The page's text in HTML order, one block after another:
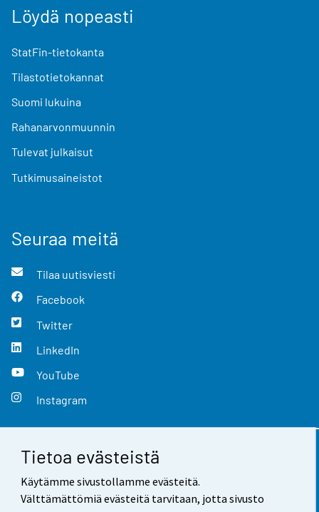
Tietoa evästeistä
Käytämme sivustollamme evästeitä.
Välttämättömiä evästeitä tarvitaan, jotta sivusto
Löydä nopeasti
StatFin-tietokanta
Tilastotietokannat
Suomi lukuina
Rahanarvonmuunnin
Tulevat julkaisut
Tutkimusaineistot
Seuraa meitä
Tilaa uutisviesti
Facebook
Twitter
LinkedIn
YouTube
Instagram
Yhteystiedot
Palaute